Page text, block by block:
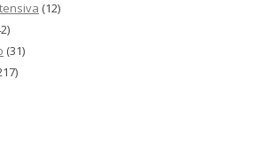
(12)
(31)